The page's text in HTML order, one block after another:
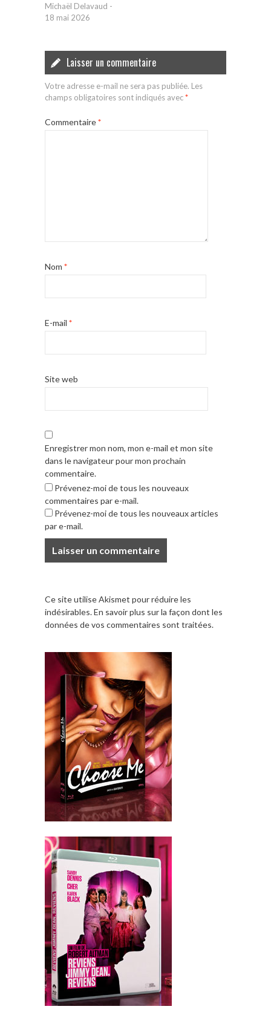
Michaël Delavaud -
18 mai 2026
Laisser un commentaire
Votre adresse e-mail ne sera pas publiée. Les
champs obligatoires sont indiqués avec*
Commentaire*
Nom *
E-mail *
Site web
Enregistrer mon nom, mon e-mail et mon site
dans le navigateur pour mon prochain
commentaire.
Prévenez-moi de tous les nouveaux
commentaires par e-mail.
Prévenez-moi de tous les nouveaux articles
par e-mail.
Ce site utilise Akismet pour réduire les
indésirables.En savoir plus sur la façon dont les
données de vos commentaires sont traitées.